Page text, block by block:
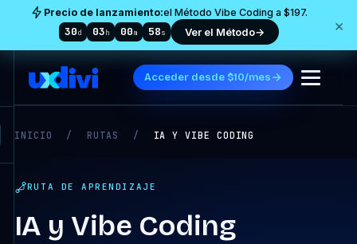
Precio de lanzamiento:el Método Vibe Coding a $197.
30d 03h 00m 57s Ver el Método→ ×
Acceder desde $10/mes
INICIO / RUTAS / IA Y VIBE CODING
RUTA DE APRENDIZAJE
IA y Vibe Coding